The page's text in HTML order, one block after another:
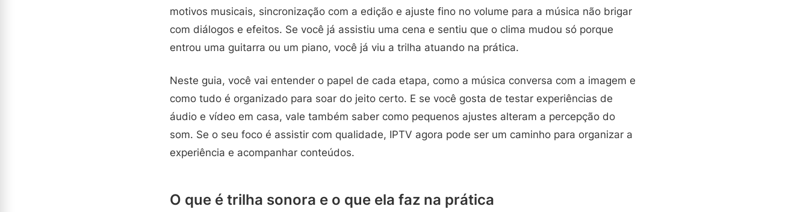
motivos musicais, sincronização com a edição e ajuste fino no volume para a música não brigar
com diálogos e efeitos. Se você já assistiu uma cena e sentiu que o clima mudou só porque
entrou uma guitarra ou um piano, você já viu a trilha atuando na prática.
Neste guia, você vai entender o papel de cada etapa, como a música conversa com a imagem e
como tudo é organizado para soar do jeito certo. E se você gosta de testar experiências de
áudio e vídeo em casa, vale também saber como pequenos ajustes alteram a percepção do
som. Se o seu foco é assistir com qualidade, IPTV agora pode ser um caminho para organizar a
experiência e acompanhar conteúdos.
O que é trilha sonora e o que ela faz na prática